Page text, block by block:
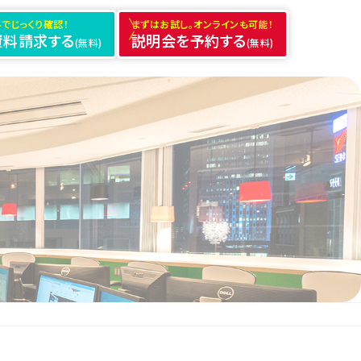
じっくり確認！
請求する(無料)
まずはお試し。オンラインも可能！
説明会を予約する(無料)